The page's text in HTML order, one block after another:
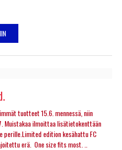
tuotteet 15.6. mennessä, niin
Muistakaa ilmoittaa lisätietokenttään
perille.Limited edition kesähattu FC
erä. One size fits most. ..